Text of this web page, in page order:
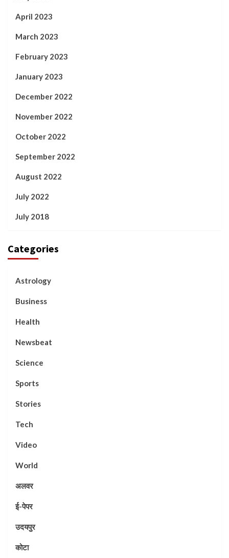
April 2023
March 2023
February 2023
January 2023
December 2022
November 2022
October 2022
September 2022
August 2022
July 2022
July 2018
Categories
Astrology
Business
Health
Newsbeat
Science
Sports
Stories
Tech
Video
World
अलवर
ई-पेपर
उदयपुर
कोटा